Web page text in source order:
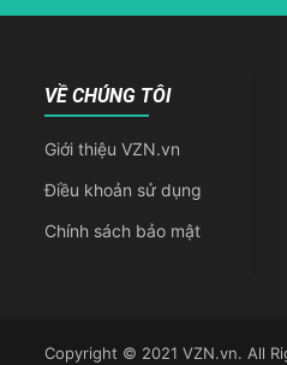
VỀ CHÚNG TÔI
Giới thiệu VZN.vn
Điều khoản sử dụng
Chính sách bảo mật
Copyright © 2021 VZN.vn. All